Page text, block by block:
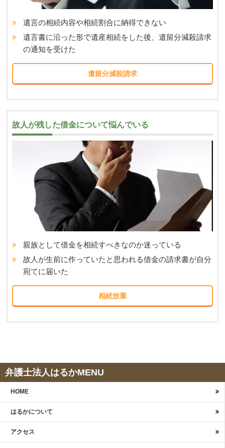
遺言の相続内容や相続割合に納得できない
遺言書に沿った形で遺産相続をした後、遺留分減殺請求
の通知を受けた
遺留分減殺請求
故人が残した借金について悩んでいる
親族として借金を相続すべきなのか迷っている
故人が生前に作っていたと思われる借金の請求書が自分
宛てに届いた
相続放棄
弁護士法人はるかMENU
HOME
はるかについて
アクセス